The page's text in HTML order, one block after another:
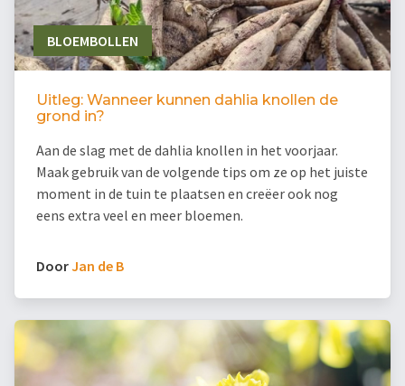
BLOEMBOLLEN
Uitleg: Wanneer kunnen dahlia knollen de
grond in?
Aan de slag met de dahlia knollen in het voorjaar.
Maak gebruik van de volgende tips om ze op het juiste
moment in de tuin te plaatsen en creëer ook nog
eens extra veel en meer bloemen.
DoorJan de B